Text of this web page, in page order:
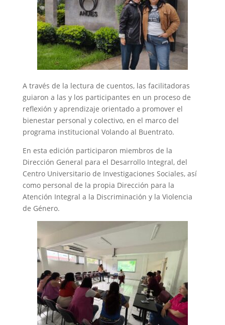
A través de la lectura de cuentos, las facilitadoras
guiaron a las y los participantes en un proceso de
reflexión y aprendizaje orientado a promover el
bienestar personal y colectivo, en el marco del
programa institucional Volando al Buentrato.
En esta edición participaron miembros de la
Dirección General para el Desarrollo Integral, del
Centro Universitario de Investigaciones Sociales, así
como personal de la propia Dirección para la
Atención Integral a la Discriminación y la Violencia
de Género.